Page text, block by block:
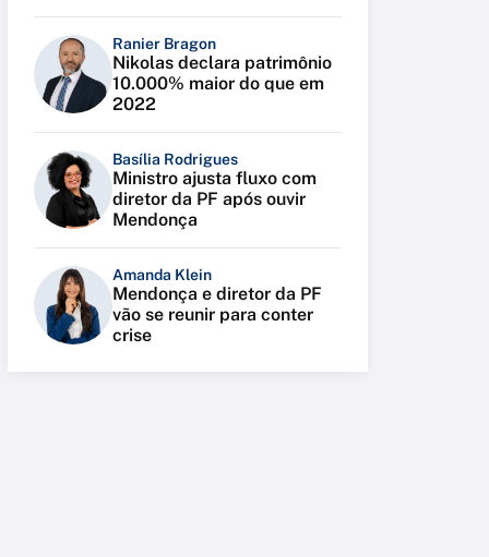
Ranier Bragon
Nikolas declara patrimônio
10.000% maior do que em
2022
Basília Rodrigues
Ministro ajusta fluxo com
diretor da PF após ouvir
Mendonça
Amanda Klein
Mendonça e diretor da PF
vão se reunir para conter
crise